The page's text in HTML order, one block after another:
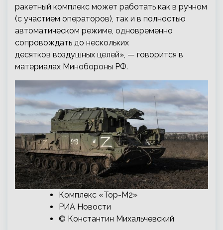
ракетный комплекс может работать как в ручном
(с участием операторов), так и в полностью
автоматическом режиме, одновременно
сопровождать до нескольких
десятков воздушных целей», — говорится в
материалах Минобороны РФ.
Комплекс «Тор-М2»
РИА Новости
© Константин Михальчевский